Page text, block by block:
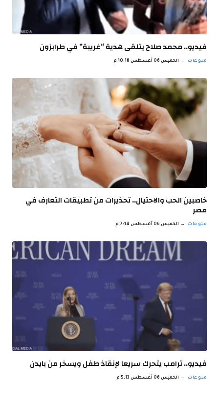
فيديو.. محمد صلاح يتلقى هدية “غريبة” في طرابزون
منوعات الخميس 06 أغسطس 10:18 م
خاصبين الحب والاحتيال.. تحذيرات من تطبيقات التعارف في
مصر
منوعات الخميس 06 أغسطس 7:14 م
فيديو.. ترامب يتحرك سريعا لإنقاذ طفل ويسخر من بايدن
منوعات الخميس 06 أغسطس 5:13 م